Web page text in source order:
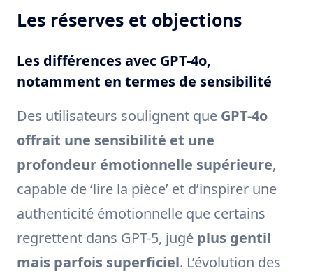
Les réserves et objections
Les différences avec GPT-4o,
notamment en termes de sensibilité
Des utilisateurs soulignent que GPT-4o
offrait une sensibilité et une
profondeur émotionnelle supérieure,
capable de ‘lire la pièce’ et d’inspirer une
authenticité émotionnelle que certains
regrettent dans GPT-5, jugé plus gentil
mais parfois superficiel. L’évolution des